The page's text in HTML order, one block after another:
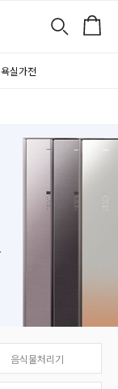
욕실가전
음식물처리기